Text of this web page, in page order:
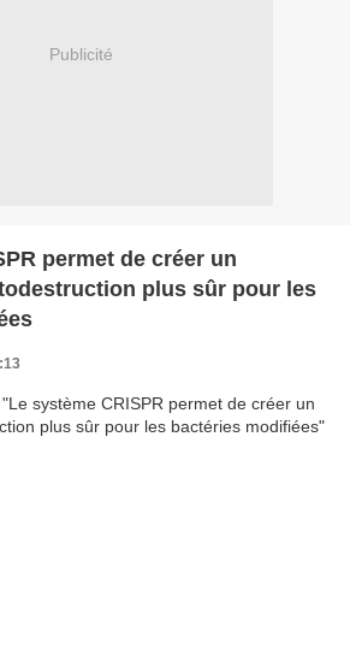
Publicité
permet de créer un
plus sûr pour les